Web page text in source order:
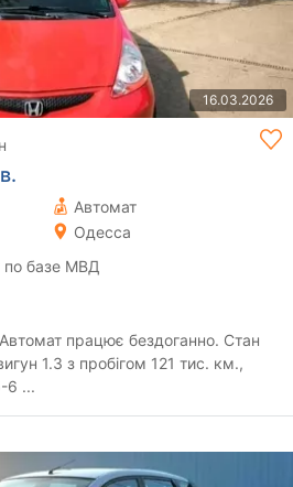
16.03.2026
Автомат
Одесса
по базе МВД
працює бездоганно. Стан
1.3 з пробігом 121 тис. км.,
6 ...